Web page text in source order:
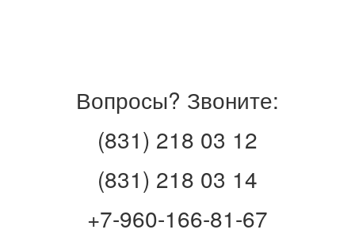
Вопросы? Звоните:
(831) 218 03 12
(831) 218 03 14
+7-960-166-81-67